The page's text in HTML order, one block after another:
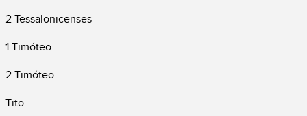
2 Tessalonicenses
1 Timóteo
2 Timóteo
Tito